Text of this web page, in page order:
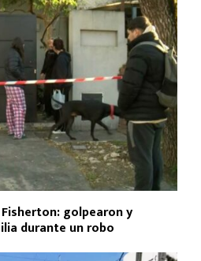
golpearon y
durante un robo